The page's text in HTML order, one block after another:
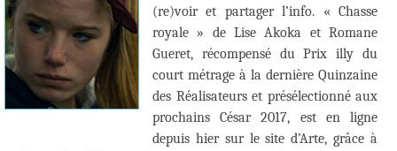
(re)voir et partager l’info. « Chasse
royale » de Lise Akoka et Romane
Gueret, récompensé du Prix illy du
court métrage à la dernière Quinzaine
des Réalisateurs et présélectionné aux
prochains César 2017, est en ligne
depuis hier sur le site d’Arte, grâce à